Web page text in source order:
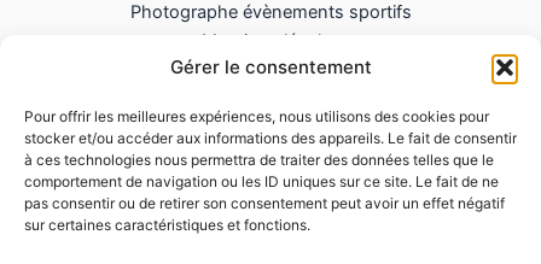
Gérer le consentement
Pour offrir les meilleures expériences, nous utilisons des cookies pour
stocker et/ou accéder aux informations des appareils. Le fait de consentir
à ces technologies nous permettra de traiter des données telles que le
comportement de navigation ou les ID uniques sur ce site. Le fait de ne
pas consentir ou de retirer son consentement peut avoir un effet négatif
sur certaines caractéristiques et fonctions.
Photographe évènements sportifs
Mentions légales
Mes Téléchargements
Politique de cookies (UE)